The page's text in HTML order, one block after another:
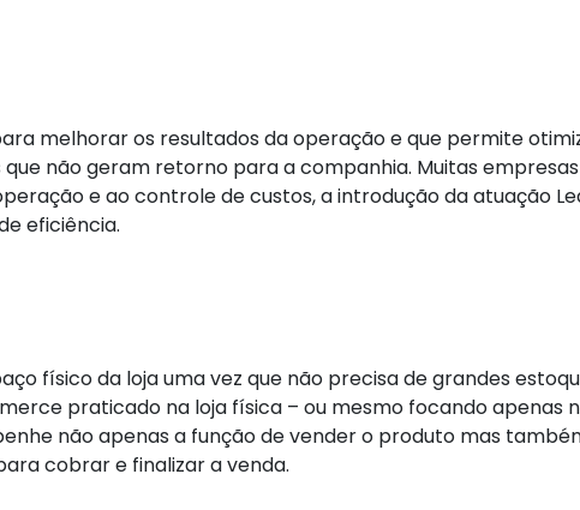
melhorar os resultados da operação e que permite
não geram retorno para a companhia. Muitas
e ao controle de custos, a introdução da atuação
eficiência.
físico da loja uma vez que não precisa de grandes
praticado na loja física – ou mesmo focando apenas
não apenas a função de vender o produto mas
cobrar e finalizar a venda.